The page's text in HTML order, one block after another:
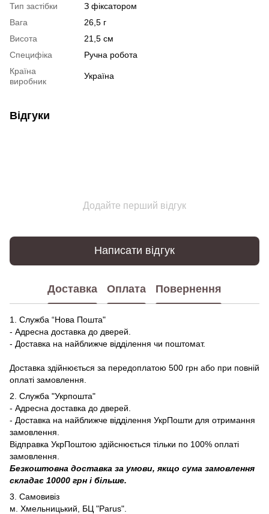
Тип застібки
З фіксатором
Вага
26,5 г
Висота
21,5 см
Специфіка
Ручна робота
Країна
виробник
Україна
Відгуки
Додайте перший відгук
Написати відгук
Доставка Оплата Повернення
1. Служба “Нова Пошта"
- Адресна доставка до дверей.
- Доставка на найближче відділення чи поштомат.
Доставка здійнюється за передоплатою 500 грн або при повній
оплаті замовлення.
2. Служба "Укрпошта"
- Адресна доставка до дверей.
- Доставка на найближче відділення УкрПошти для отримання
замовлення.
Відправка УкрПоштою здійснюється тільки по 100% оплаті
замовлення.
Безкоштовна доставка за умови, якщо сума замовлення
складає 10000 грн і більше.
3. Самовивіз
м. Хмельницький, БЦ "Parus".